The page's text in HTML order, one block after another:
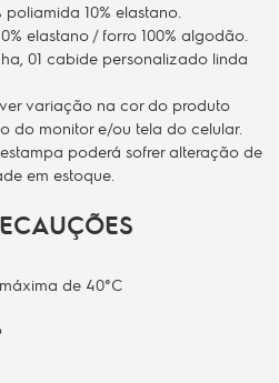
poliamida 10% elastano.
elastano / forro 100% algodão.
01 cabide personalizado linda
variação na cor do produto
do monitor e/ou tela do celular.
poderá sofrer alteração de
em estoque.
de 40°C